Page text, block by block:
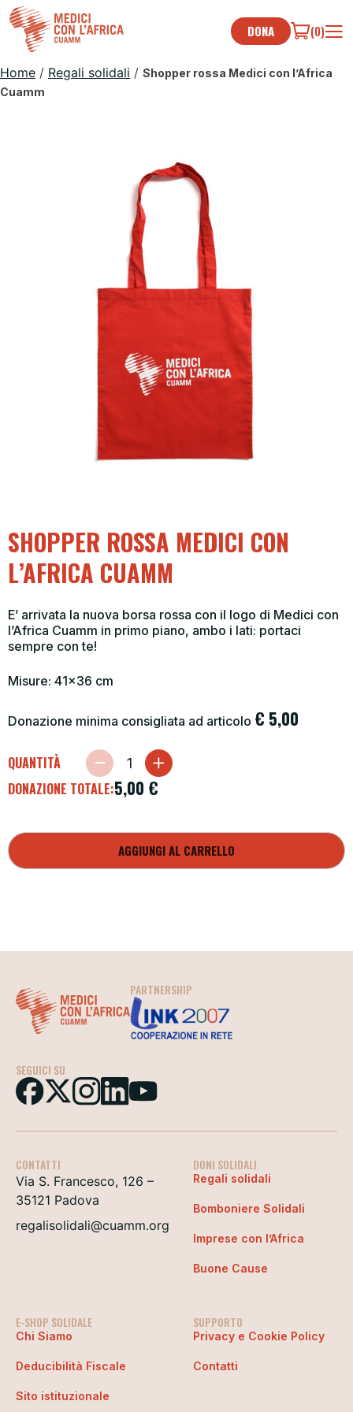
Skip
to
content
DONA (0)
Home / Regali solidali / Shopper rossa Medici con l’Africa
Cuamm
SHOPPER ROSSA MEDICI CON
L’AFRICA CUAMM
E’ arrivata la nuova borsa rossa con il logo di Medici con
l’Africa Cuamm in primo piano, ambo i lati: portaci
sempre con te!
Misure: 41×36 cm
Donazione minima consigliata ad articolo € 5,00
QUANTITÀ
DONAZIONE TOTALE:5,00 €
AGGIUNGI AL CARRELLO
PARTNERSHIP
SEGUICI SU
CONTATTI
Via S. Francesco, 126 –
35121 Padova
regalisolidali@cuamm.org
DONI SOLIDALI
Regali solidali
Bomboniere Solidali
Imprese con l’Africa
Buone Cause
E-SHOP SOLIDALE
Chi Siamo
Deducibilità Fiscale
Sito istituzionale
SUPPORTO
Privacy e Cookie Policy
Contatti